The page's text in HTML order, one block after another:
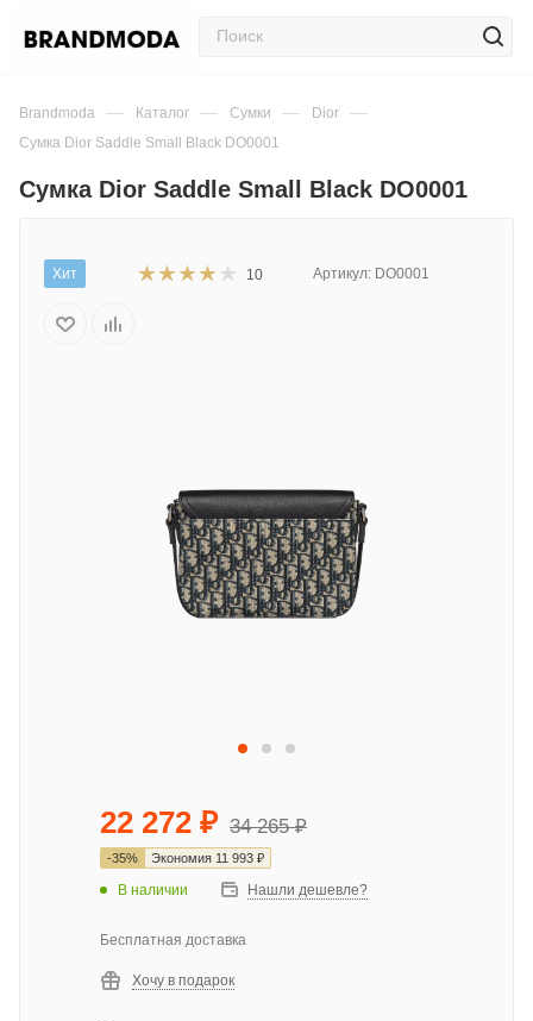
Brandmoda — Каталог — Сумки — Dior —
Сумка Dior Saddle Small Black DO0001
Сумка Dior Saddle Small Black DO0001
Хит 10 Артикул: DO0001
22 272 ₽ 34 265₽
-35% Экономия 11 993 ₽
В наличии Нашли дешевле?
Бесплатная доставка
Хочу в подарок